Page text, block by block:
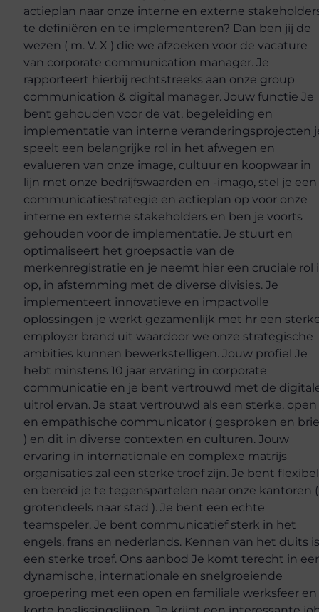
actieplan naar onze interne en externe
te definiëren en te implementeren? Dan ben jij de
wezen ( m. V. X ) die we afzoeken voor de vacature
van corporate communication manager. Je
rapporteert hierbij rechtstreeks aan onze group
communication & digital manager. Jouw functie Je
bent gehouden voor de vat, begeleiding en
implementatie van interne veranderingsprojecten
speelt een belangrijke rol in het afwegen en
evalueren van onze image, cultuur en koopwaar in
lijn met onze bedrijfswaarden en -imago, stel je een
communicatiestrategie en actieplan op voor onze
interne en externe stakeholders en ben je voorts
gehouden voor de implementatie. Je stuurt en
optimaliseert het groepsactie van de
merkenregistratie en je neemt hier een cruciale rol
op, in afstemming met de diverse divisies. Je
implementeert innovatieve en impactvolle
oplossingen je werkt gezamenlijk met hr een
employer brand uit waardoor we onze strategische
ambities kunnen bewerkstelligen. Jouw profiel Je
hebt minstens 10 jaar ervaring in corporate
communicatie en je bent vertrouwd met de
uitrol ervan. Je staat vertrouwd als een sterke, open
en empathische communicator ( gesproken en
) en dit in diverse contexten en culturen. Jouw
ervaring in internationale en complexe matrijs
organisaties zal een sterke troef zijn. Je bent flexibel
en bereid je te tegenspartelen naar onze kantoren (
grotendeels naar stad ). Je bent een echte
teamspeler. Je bent communicatief sterk in het
engels, frans en nederlands. Kennen van het duits
een sterke troef. Ons aanbod Je komt terecht in
dynamische, internationale en snelgroeiende
groepering met een open en familiale werksfeer en